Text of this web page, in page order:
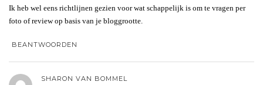
Ik heb wel eens richtlijnen gezien voor wat schappelijk is om te vragen per
foto of review op basis van je bloggrootte.
BEANTWOORDEN
SHARON VAN BOMMEL